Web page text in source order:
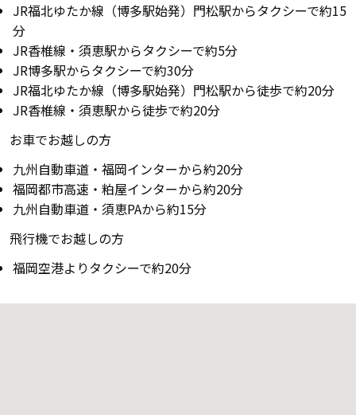
JR福北ゆたか線（博多駅始発）門松駅からタクシーで約15
分
JR香椎線・須恵駅からタクシーで約5分
JR博多駅からタクシーで約30分
JR福北ゆたか線（博多駅始発）門松駅から徒歩で約20分
JR香椎線・須恵駅から徒歩で約20分
お車でお越しの方
九州自動車道・福岡インターから約20分
福岡都市高速・粕屋インターから約20分
九州自動車道・須恵PAから約15分
飛行機でお越しの方
福岡空港よりタクシーで約20分